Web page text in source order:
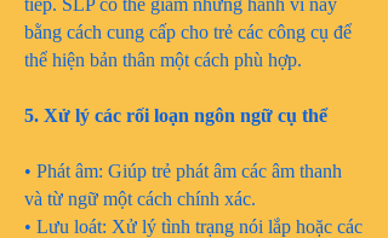
tiếp. SLP có thể giảm những hành vi này
bằng cách cung cấp cho trẻ các công cụ để
thể hiện bản thân một cách phù hợp.
5. Xử lý các rối loạn ngôn ngữ cụ thể
• Phát âm: Giúp trẻ phát âm các âm thanh
và từ ngữ một cách chính xác.
• Lưu loát: Xử lý tình trạng nói lắp hoặc các